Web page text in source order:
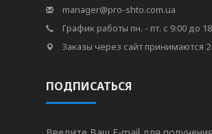
manager@pro-shto.com.ua
График работы пн. - пт. с 9:00 до
Заказы через сайт принимаются
ПОДПИСАТЬСЯ